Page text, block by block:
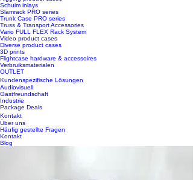
Schuim inlays
Slamrack PRO series
Trunk Case PRO series
Truss & Transport Accessories
Vario FULL FLEX Rack System
Video product cases
Diverse product cases
3D prints
Flightcase hardware & accessoires
Verbruiksmaterialen
OUTLET
Kundenspezifische Lösungen
Audiovisuell
Gastfreundschaft
Industrie
Package Deals
Kontakt
Über uns
Häufig gestellte Fragen
Kontakt
Blog